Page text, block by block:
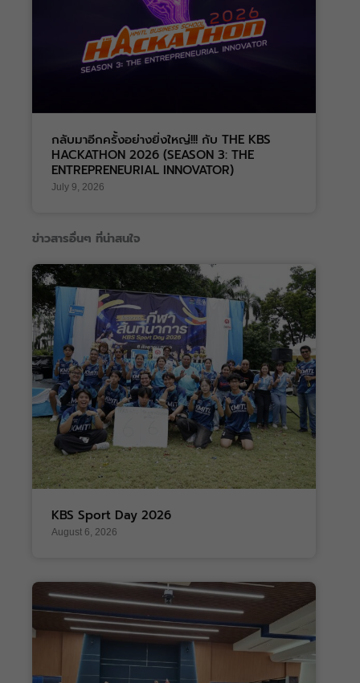
กลับมาอีกครั้งอย่างยิ่งใหญ่!!! กับ THE KBS
HACKATHON 2026 (SEASON 3: THE
ENTREPRENEURIAL INNOVATOR)
July 9, 2026
ข่าวสารอื่นๆ ที่น่าสนใจ
KBS Sport Day 2026
August 6, 2026